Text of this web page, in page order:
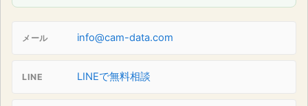
メール info@cam-data.com
LINE LINEで無料相談